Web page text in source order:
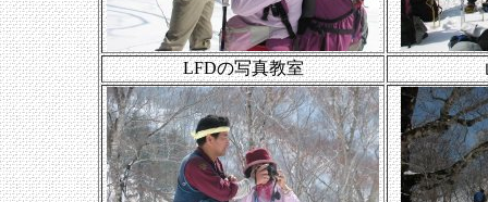
LFDの写真教室